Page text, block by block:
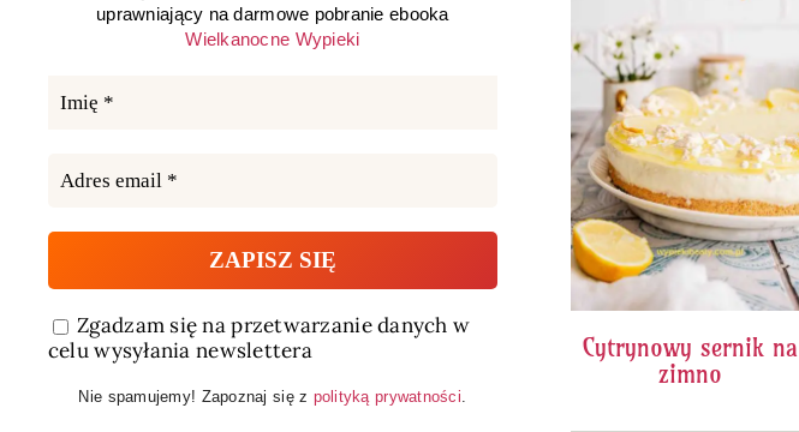
uprawniający na darmowe pobranie ebooka
Wielkanocne Wypieki
Zgadzam się na przetwarzanie danych w
celu wysyłania newslettera
Nie spamujemy! Zapoznaj się z polityką prywatności
Cytrynowy sernik na
zimno